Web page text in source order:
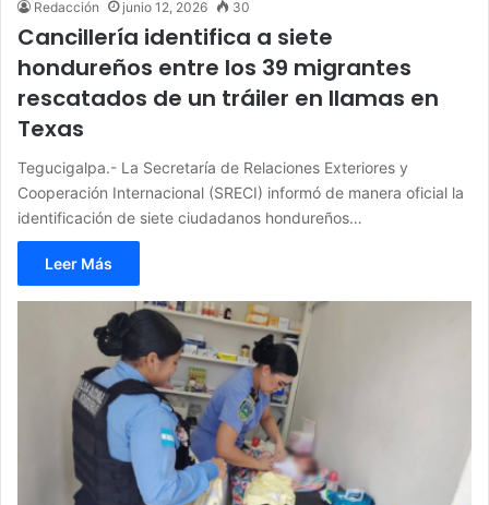
Redacción junio 12, 2026 30
Cancillería identifica a siete
hondureños entre los 39 migrantes
rescatados de un tráiler en llamas en
Texas
Tegucigalpa.- La Secretaría de Relaciones Exteriores y
Cooperación Internacional (SRECI) informó de manera oficial la
identificación de siete ciudadanos hondureños…
Leer Más